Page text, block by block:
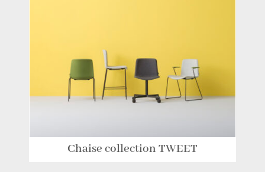
Chaise collection TWEET